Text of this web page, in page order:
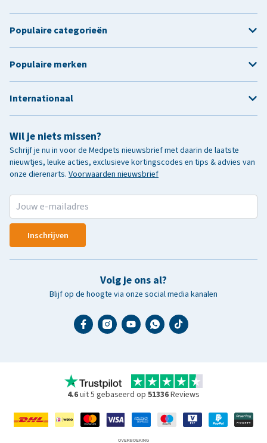
Wil je niets missen?
Schrijf je nu in voor de Medpets nieuwsbrief met daarin de laatste
nieuwtjes, leuke acties, exclusieve kortingscodes en tips & advies van
onze dierenarts. Voorwaarden nieuwsbrief
Inschrijven
Volg je ons al?
Blijf op de hoogte via onze social media kanalen
Populaire categorieën
Populaire merken
Internationaal
4.6uit 5 gebaseerd op 51336Reviews